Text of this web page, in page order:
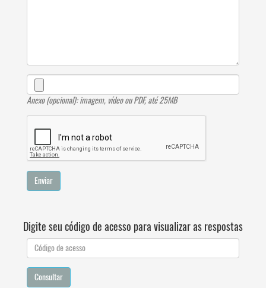
Anexo (opcional): imagem, vídeo ou PDF, até 25MB
Enviar
Digite seu código de acesso para visualizar as respostas
Consultar